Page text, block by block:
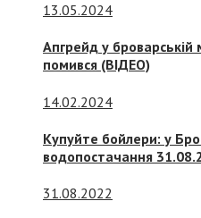
13.05.2024
Апгрейд у броварській
помився (ВІДЕО)
14.02.2024
Купуйте бойлери: у
водопостачання
31.08.2022